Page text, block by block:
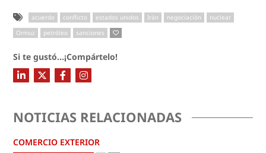
acuerdo conflicto estados unidos Irán negociación
nuclear
Ormuz
petróleo sanciones
Si te gustó...¡Compártelo!
NOTICIAS RELACIONADAS
COMERCIO EXTERIOR